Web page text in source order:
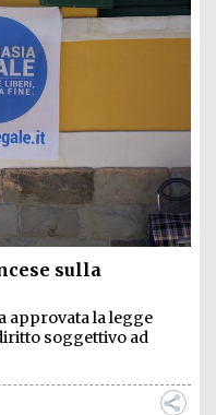
sulla
approvata la legge
soggettivo ad